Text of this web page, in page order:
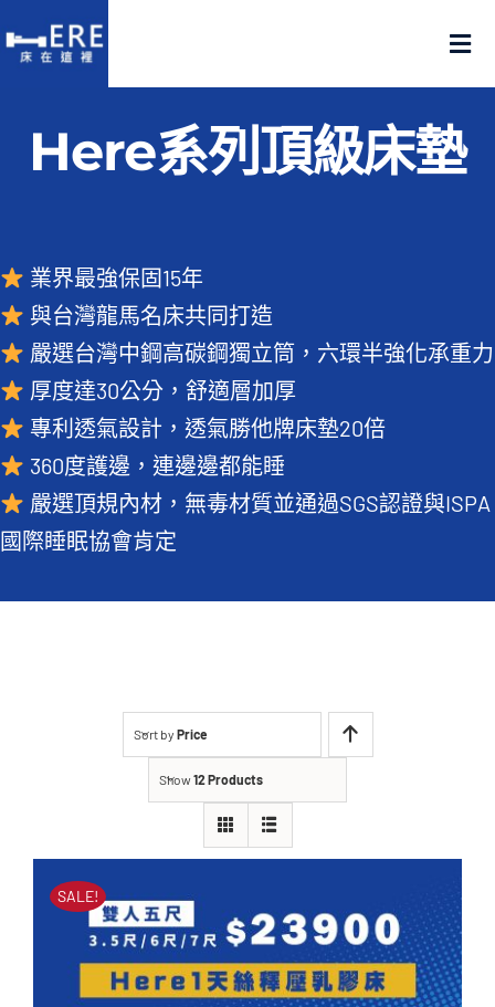
to
認識床在這裡
門市在這裡
名人推薦
好評推薦
品質嚴選
常見QA
Here系列頂級床墊
業界最強保固15年
與台灣龍馬名床共同打造
嚴選台灣中鋼高碳鋼獨立筒，六環半強化承重力
厚度達30公分，舒適層加厚
專利透氣設計，透氣勝他牌床墊20倍
360度護邊，連邊邊都能睡
嚴選頂規內材，無毒材質並通過SGS認證與ISPA
國際睡眠協會肯定
Sort by Price
Show12 Products
SALE!